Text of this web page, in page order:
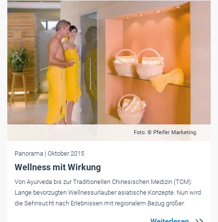
Foto: © Pfeifer Marketing
Panorama | Oktober 2015
Wellness mit Wirkung
Von Ayurveda bis zur Traditionellen Chinesischen Medizin (TCM):
Lange bevorzugten Wellnessurlauber asiatische Konzepte. Nun wird
die Sehnsucht nach Erlebnissen mit regionalem Bezug größer.